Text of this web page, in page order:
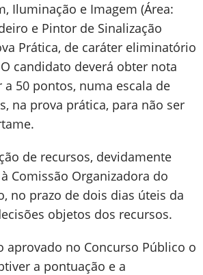
Iluminação e Imagem (Área:
e Pintor de Sinalização
Prática, de caráter eliminatório
candidato deverá obter nota
50 pontos, numa escala de
na prova prática, para não ser
de recursos, devidamente
Comissão Organizadora do
no prazo de dois dias úteis da
objetos dos recursos.
aprovado no Concurso Público o
a pontuação e a